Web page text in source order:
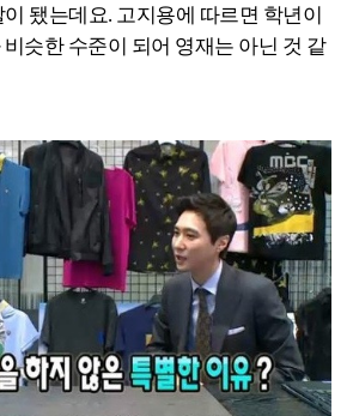
됐는데요. 고지용에 따르면 학년이
슷한 수준이 되어 영재는 아닌 것 같